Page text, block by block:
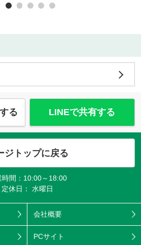
る LINEで共有する
ジトップに戻る
時間：10:00～18:00
定休日： 水曜日
会社概要
PCサイト